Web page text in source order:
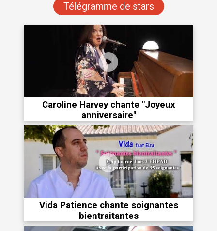
Télégramme de stars
Caroline Harvey chante "Joyeux
anniversaire"
Vida Patience chante soignantes
bientraitantes